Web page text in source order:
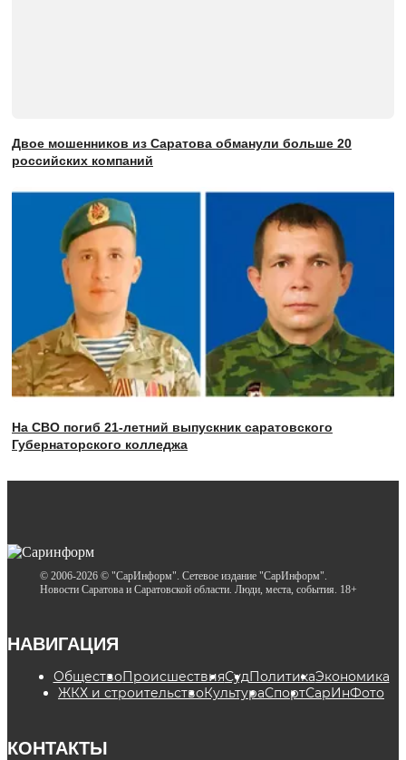
Двое мошенников из Саратова обманули больше 20
российских компаний
На СВО погиб 21-летний выпускник саратовского
Губернаторского колледжа
© 2006-2026 © "СарИнформ". Сетевое издание "СарИнформ".
Новости Саратова и Саратовской области. Люди, места, события. 18+
НАВИГАЦИЯ
ОбществоПроисшествияСудПолитикаЭкономика
ЖКХ и строительствоКультураСпортСарИнФото
КОНТАКТЫ